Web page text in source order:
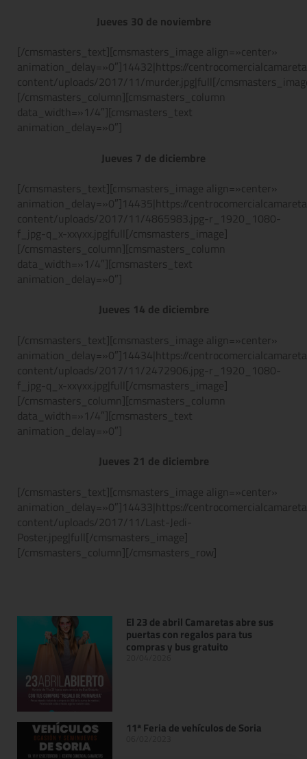
Jueves 30 de noviembre
[/cmsmasters_text][cmsmasters_image align=»center»
animation_delay=»0″]14432|https://
content/uploads/2017/11/murder.jpg|full[/
[/cmsmasters_column][cmsmasters_column
data_width=»1/4″][cmsmasters_text
animation_delay=»0″]
Jueves 7 de diciembre
[/cmsmasters_text][cmsmasters_image align=»center»
animation_delay=»0″]14435|https://
content/uploads/2017/11/4865983.jpg-r_1920_1080-
f_jpg-q_x-xxyxx.jpg|full[/cmsmasters_image]
[/cmsmasters_column][cmsmasters_column
data_width=»1/4″][cmsmasters_text
animation_delay=»0″]
Jueves 14 de diciembre
[/cmsmasters_text][cmsmasters_image align=»center»
animation_delay=»0″]14434|https://
content/uploads/2017/11/2472906.jpg-r_1920_1080-
f_jpg-q_x-xxyxx.jpg|full[/cmsmasters_image]
[/cmsmasters_column][cmsmasters_column
data_width=»1/4″][cmsmasters_text
animation_delay=»0″]
Jueves 21 de diciembre
[/cmsmasters_text][cmsmasters_image align=»center»
animation_delay=»0″]14433|https://
content/uploads/2017/11/Last-Jedi-
Poster.jpeg|full[/cmsmasters_image]
[/cmsmasters_column][/cmsmasters_row]
El 23 de abril Camaretas abre sus
puertas con regalos para tus
compras y bus gratuito
11ª Feria de vehículos de Soria